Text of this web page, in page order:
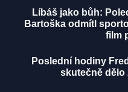
Líbáš jako bůh:
Bartoška odmítl
film
Poslední hodiny
skutečně dělo